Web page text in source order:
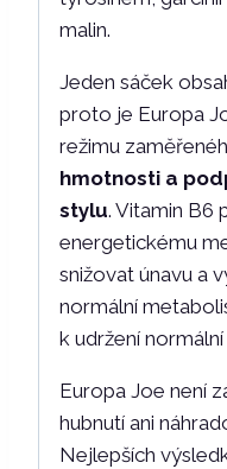
malin.
Jeden sáček
proto je Europa
režimu
hmotnosti a
stylu. Vitamin B6
energetickému
snižovat únavu a
normální
k udržení
Europa Joe není
hubnutí ani
Nejlepších